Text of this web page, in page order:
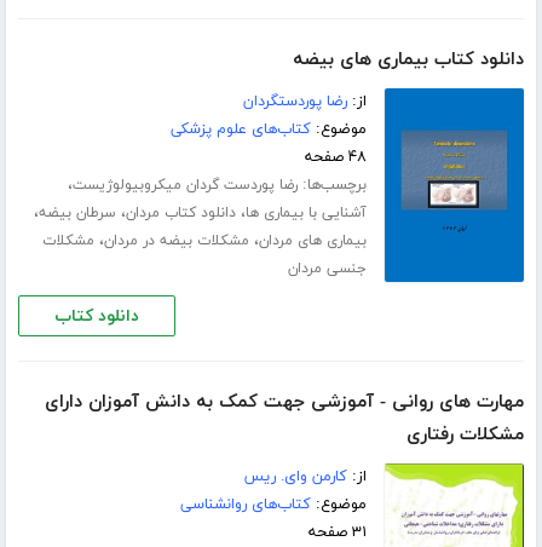
دانلود کتاب بیماری های بیضه
از:رضا پوردستگردان
موضوع:کتاب‌های علوم پزشکی
۴۸ صفحه
برچسب‌ها:رضا پوردست گردان میکروبیولوژیست،
آشنایی با بیماری ها،دانلود کتاب مردان، سرطان بیضه،
بیماری های مردان، مشکلات بیضه در مردان، مشکلات
جنسی مردان
دانلود کتاب
مهارت های روانی - آموزشی جهت کمک به دانش آموزان دارای
مشکلات رفتاری
از:کارمن وای. ریس
موضوع:کتاب‌های روانشناسی
۳۱ صفحه